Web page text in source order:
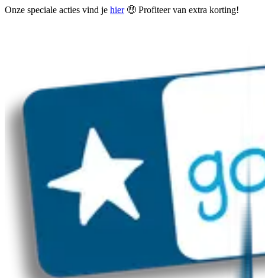
Onze speciale acties vind je hier🤑 Profiteer van extra korting!